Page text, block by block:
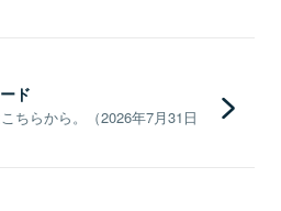
ド
ちらから。（2026年7月31日